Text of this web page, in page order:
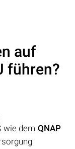
auf
führen?
wie dem QNAP